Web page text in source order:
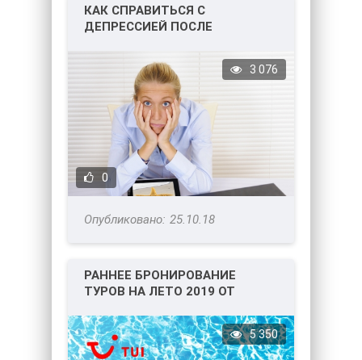
КАК СПРАВИТЬСЯ С
ДЕПРЕССИЕЙ ПОСЛЕ
0
3 076
25.10.18
РАННЕЕ БРОНИРОВАНИЕ
ТУРОВ НА ЛЕТО 2019 ОТ
5 350